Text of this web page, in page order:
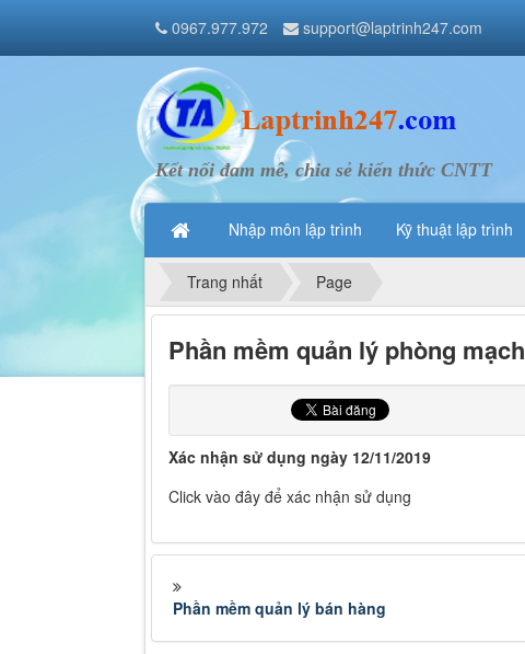
Kết nối đam mê, chia sẻ kiến thức CNTT
Nhập môn lập trình Kỹ thuật lập trình
0967.977.972 support@laptrinh247.com
Trang nhất Page
Phần mềm quản lý phòng mạch
Xác nhận sử dụng ngày 12/11/2019
Click vào đây để xác nhận sử dụng
Phần mềm quản lý bán hàng